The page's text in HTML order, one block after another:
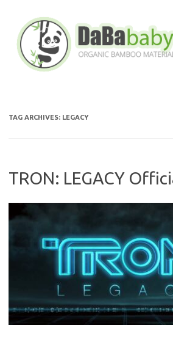
content
TAG ARCHIVES: LEGACY
TRON: LEGACY